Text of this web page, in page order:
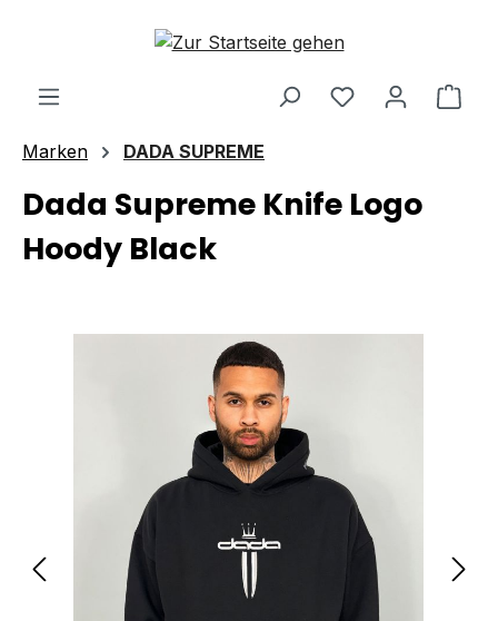
Zum Hauptinhalt springen
Marken DADA SUPREME
Dada Supreme Knife Logo
Hoody Black
Bildergalerie überspringen